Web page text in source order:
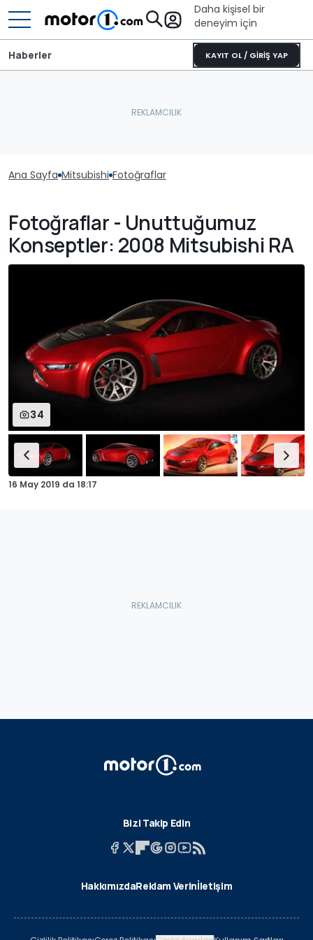
Daha kişisel bir
deneyim için
KAYIT OL / GİRİŞ YAP
Haberler
Ana Sayfa Mitsubishi Fotoğraflar
Fotoğraflar - Unuttuğumuz
Konseptler: 2008 Mitsubishi RA
34
16 May 2019 da 18:17
Bizi Takip Edin
HakkımızdaReklam Verinİletişim